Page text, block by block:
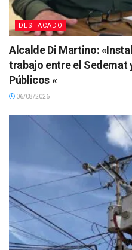
DESTACADO
Alcalde Di Martino:
trabajo entre el Sedemat
Públicos «
06/08/2026